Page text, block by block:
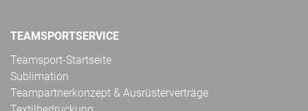
TEAMSPORTSERVICE
Teamsport-Startseite
Sublimation
Teampartnerkonzept & Ausrüsterverträge